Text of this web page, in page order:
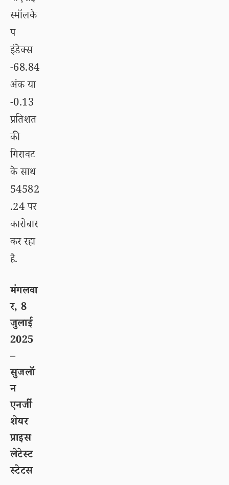
स्मॉलकै
प
इंडेक्स
-68.84
अंक या
-0.13
प्रतिशत
की
गिरावट
के साथ
54582
.24 पर
कारोबार
कर रहा
है.
मंगलवा
र, 8
जुलाई
2025
–
सुजलॉ
न
एनर्जी
शेयर
प्राइस
लेटेस्ट
स्टेटस